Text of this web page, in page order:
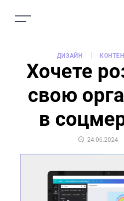
ДИЗАЙН
Хочете
свою
в
POSTED
24.06.2024